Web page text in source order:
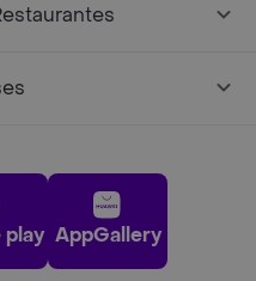
play AppGallery